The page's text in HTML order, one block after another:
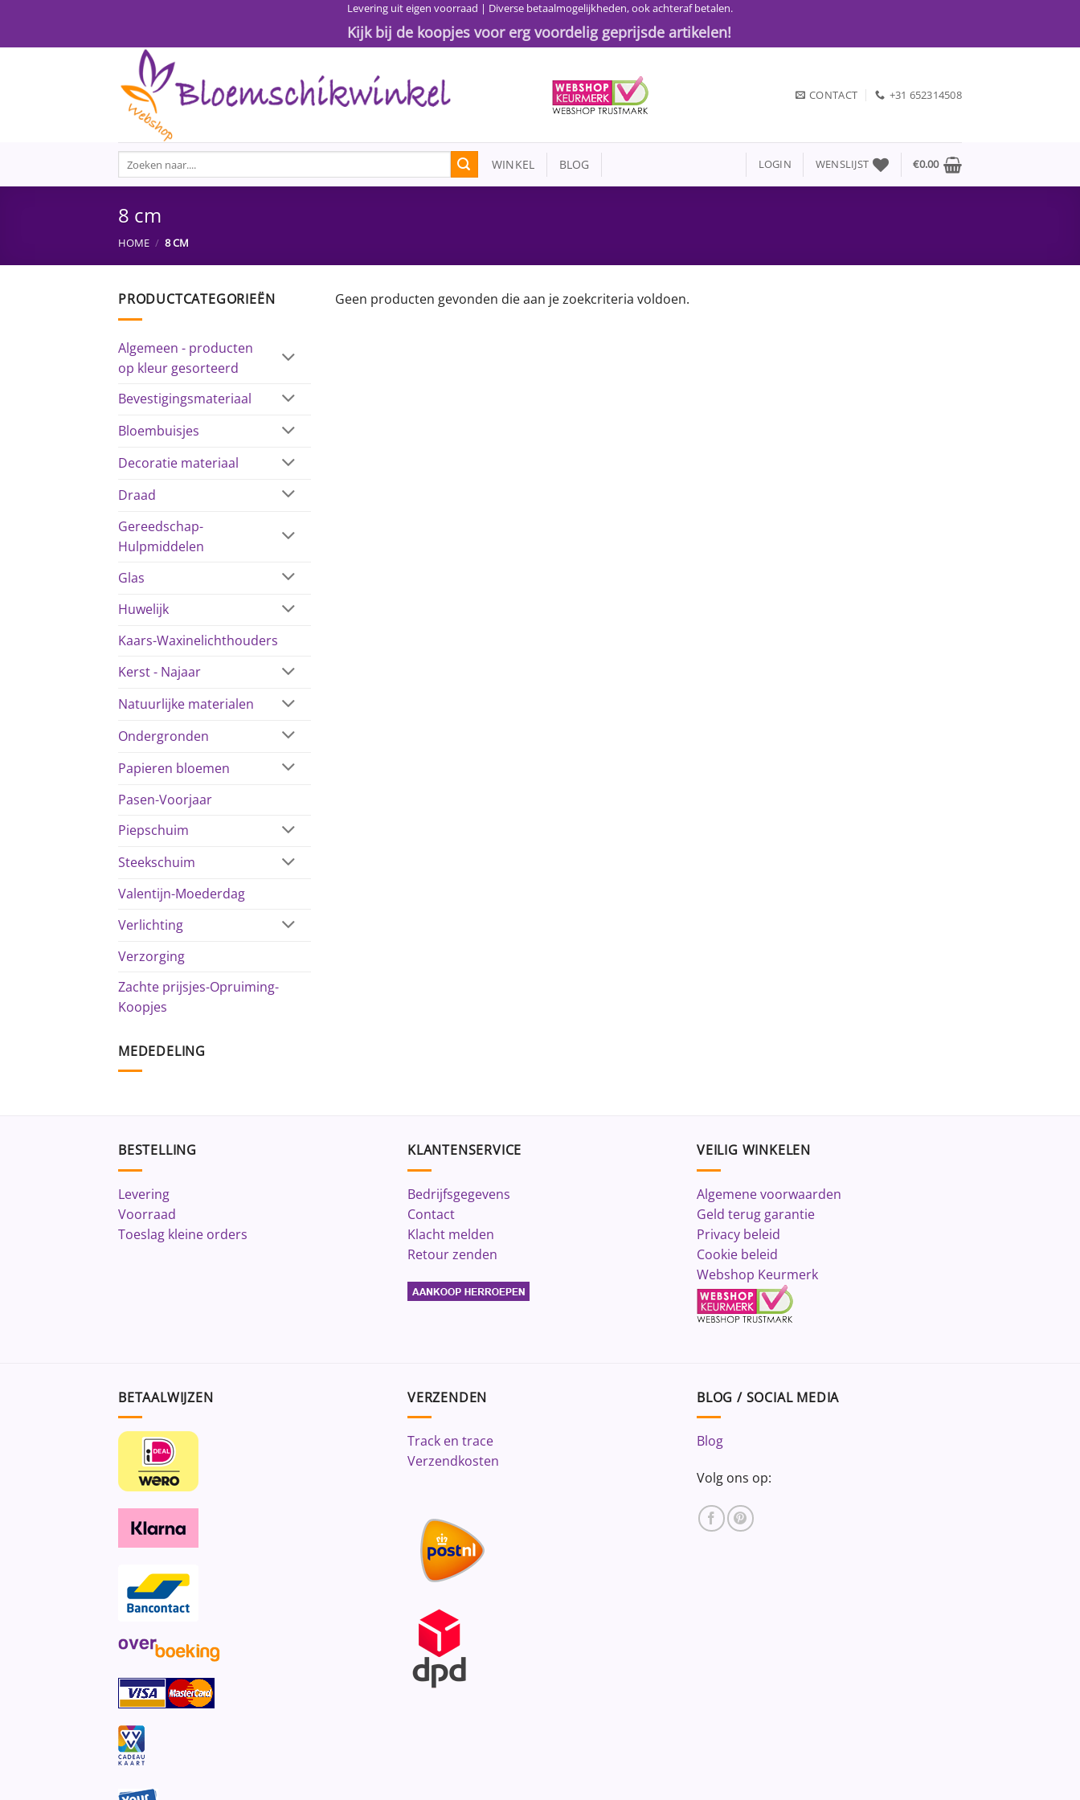
inhoud
Levering uit eigen voorraad | Diverse betaalmogelijkheden, ook achteraf betalen.
Kijk bij de koopjes voor erg voordelig geprijsde artikelen!
CONTACT +31 652314508
Zoeken
naar:
WINKEL BLOG LOGIN WENSLIJST €0.00
8 cm
HOME / 8 CM
PRODUCTCATEGORIEËN
Algemeen - producten
op kleur gesorteerd
Bevestigingsmateriaal
Bloembuisjes
Decoratie materiaal
Draad
Gereedschap-
Hulpmiddelen
Glas
Huwelijk
Kaars-Waxinelichthouders
Kerst - Najaar
Natuurlijke materialen
Ondergronden
Papieren bloemen
Pasen-Voorjaar
Piepschuim
Steekschuim
Valentijn-Moederdag
Verlichting
Verzorging
Zachte prijsjes-Opruiming-
Koopjes
MEDEDELING
Geen producten gevonden die aan je zoekcriteria voldoen.
BESTELLING
Levering
Voorraad
Toeslag kleine orders
KLANTENSERVICE
Bedrijfsgegevens
Contact
Klacht melden
Retour zenden
VEILIG WINKELEN
Algemene voorwaarden
Geld terug garantie
Privacy beleid
Cookie beleid
Webshop Keurmerk
BETAALWIJZEN VERZENDEN
Track en trace
Verzendkosten
BLOG / SOCIAL MEDIA
Blog
Volg ons op: